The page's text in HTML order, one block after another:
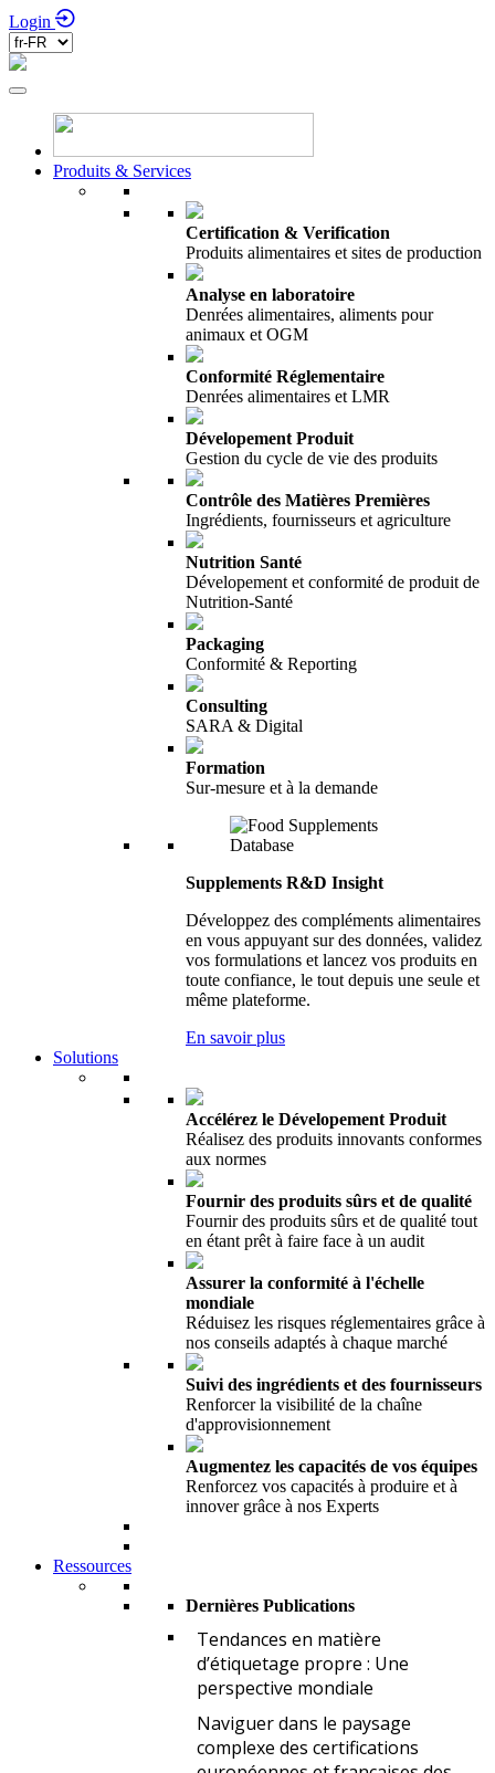
Login
Produits & Services
Certification & Verification
Produits alimentaires et sites de production
Analyse en laboratoire
Denrées alimentaires, aliments pour
animaux et OGM
Conformité Réglementaire
Denrées alimentaires et LMR
Dévelopement Produit
Gestion du cycle de vie des produits
Contrôle des Matières Premières
Ingrédients, fournisseurs et agriculture
Nutrition Santé
Dévelopement et conformité de produit de
Nutrition-Santé
Packaging
Conformité & Reporting
Consulting
SARA & Digital
Formation
Sur-mesure et à la demande
Supplements R&D Insight
Développez des compléments alimentaires
en vous appuyant sur des données, validez
vos formulations et lancez vos produits en
toute confiance, le tout depuis une seule et
même plateforme.
En savoir plus
Solutions
Accélérez le Dévelopement Produit
Réalisez des produits innovants conformes
aux normes
Fournir des produits sûrs et de qualité
Fournir des produits sûrs et de qualité tout
en étant prêt à faire face à un audit
Assurer la conformité à l'échelle
mondiale
Réduisez les risques réglementaires grâce à
nos conseils adaptés à chaque marché
Suivi des ingrédients et des fournisseurs
Renforcer la visibilité de la chaîne
d'approvisionnement
Augmentez les capacités de vos équipes
Renforcez vos capacités à produire et à
innover grâce à nos Experts
Ressources
Dernières Publications
Tendances en matière
d’étiquetage propre : Une
perspective mondiale
Naviguer dans le paysage
complexe des certifications